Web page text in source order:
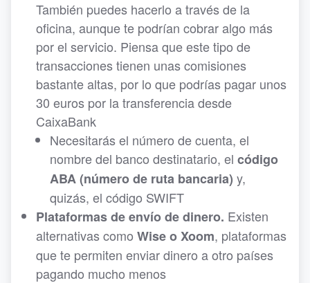
También puedes hacerlo a través de la
oficina, aunque te podrían cobrar algo más
por el servicio. Piensa que este tipo de
transacciones tienen unas comisiones
bastante altas, por lo que podrías pagar unos
30 euros por la transferencia desde
CaixaBank
Necesitarás el número de cuenta, el
nombre del banco destinatario, el código
ABA (número de ruta bancaria) y,
quizás, el código SWIFT
Plataformas de envío de dinero. Existen
alternativas como Wise o Xoom, plataformas
que te permiten enviar dinero a otro países
pagando mucho menos